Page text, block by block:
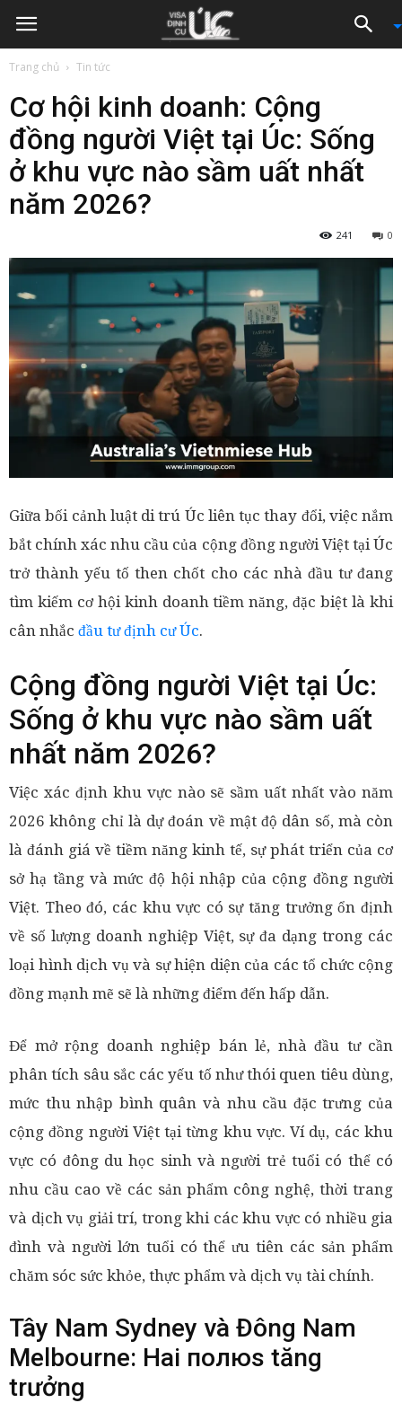
Trang chủ Tin tức
Cơ hội kinh doanh: Cộng
đồng người Việt tại Úc: Sống
ở khu vực nào sầm uất nhất
năm 2026?
0
241
Giữa bối cảnh luật di trú Úc liên tục thay đổi, việc nắm
bắt chính xác nhu cầu của cộng đồng người Việt tại Úc
trở thành yếu tố then chốt cho các nhà đầu tư đang
tìm kiếm cơ hội kinh doanh tiềm năng, đặc biệt là khi
cân nhắc đầu tư định cư Úc.
Cộng đồng người Việt tại Úc:
Sống ở khu vực nào sầm uất
nhất năm 2026?
Việc xác định khu vực nào sẽ sầm uất nhất vào năm
2026 không chỉ là dự đoán về mật độ dân số, mà còn
là đánh giá về tiềm năng kinh tế, sự phát triển của cơ
sở hạ tầng và mức độ hội nhập của cộng đồng người
Việt. Theo đó, các khu vực có sự tăng trưởng ổn định
về số lượng doanh nghiệp Việt, sự đa dạng trong các
loại hình dịch vụ và sự hiện diện của các tổ chức cộng
đồng mạnh mẽ sẽ là những điểm đến hấp dẫn.
Để mở rộng doanh nghiệp bán lẻ, nhà đầu tư cần
phân tích sâu sắc các yếu tố như thói quen tiêu dùng,
mức thu nhập bình quân và nhu cầu đặc trưng của
cộng đồng người Việt tại từng khu vực. Ví dụ, các khu
vực có đông du học sinh và người trẻ tuổi có thể có
nhu cầu cao về các sản phẩm công nghệ, thời trang
và dịch vụ giải trí, trong khi các khu vực có nhiều gia
đình và người lớn tuổi có thể ưu tiên các sản phẩm
chăm sóc sức khỏe, thực phẩm và dịch vụ tài chính.
Tây Nam Sydney và Đông Nam
Melbourne: Hai полюs tăng
trưởng